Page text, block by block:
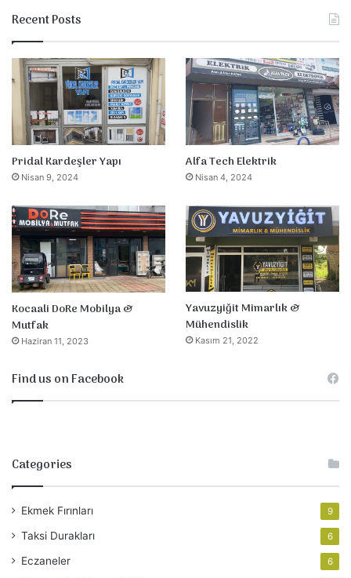
Recent Posts
Pridal Kardeşler Yapı
Nisan 9, 2024
Alfa Tech Elektrik
Nisan 4, 2024
Kocaali DoRe Mobilya &
Mutfak
Haziran 11, 2023
Yavuzyiğit Mimarlık &
Mühendislik
Kasım 21, 2022
Find us on Facebook
Categories
Ekmek Fırınları 9
Taksi Durakları 6
Eczaneler 6